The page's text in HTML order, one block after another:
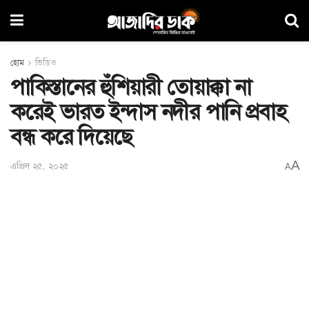
হোম ভিডিও
পাকিস্তানের হুঁশিয়ারী তোয়াক্কা না
করেই ভারত ইন্দাস নদীর পানি প্রবাহ
বন্ধ করে দিয়েছে
এপ্রিল ২৫, ২০২৫ AA